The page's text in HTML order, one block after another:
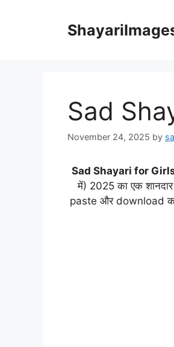
Sad
November 24, 2025 by
Sad Shayari for
में) 2025 का एक
paste और download